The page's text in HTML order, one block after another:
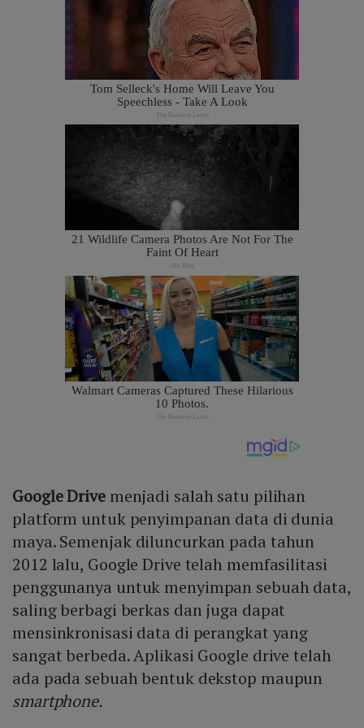
Google Drivemenjadi salah satu pilihan
platform untuk penyimpanan data di dunia
maya. Semenjak diluncurkan pada tahun
2012 lalu, Google Drive telah memfasilitasi
penggunanya untuk menyimpan sebuah data,
saling berbagi berkas dan juga dapat
mensinkronisasi data di perangkat yang
sangat berbeda. Aplikasi Google drive telah
ada pada sebuah bentuk dekstop maupun
smartphone.